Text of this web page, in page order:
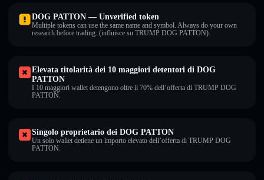
DOG PATTON — Unverified token
Multiple tokens can use the same name and symbol. Always do your own
research before trading. (influisce su TRUMP DOG PATTON).
Elevata titolarità dei 10 maggiori detentori di DOG
PATTON
I 10 maggiori wallet detengono oltre il 70% dell’offerta di TRUMP DOG
PATTON.
Singolo proprietario dei DOG PATTON
Un solo wallet detiene un importo elevato dell’offerta di TRUMP DOG
PATTON.